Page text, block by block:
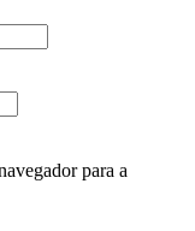
para a